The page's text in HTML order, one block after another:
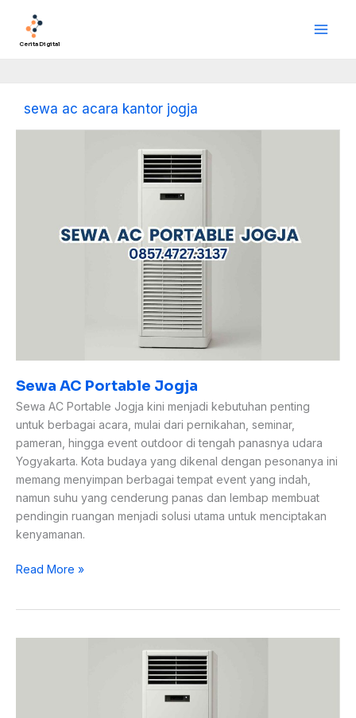
kontenCerita Digital
sewa ac acara kantor jogja
Sewa AC Portable Jogja
Sewa AC Portable Jogja kini menjadi kebutuhan penting
untuk berbagai acara, mulai dari pernikahan, seminar,
pameran, hingga event outdoor di tengah panasnya udara
Yogyakarta. Kota budaya yang dikenal dengan pesonanya ini
memang menyimpan berbagai tempat event yang indah,
namun suhu yang cenderung panas dan lembap membuat
pendingin ruangan menjadi solusi utama untuk menciptakan
kenyamanan.
Read More »